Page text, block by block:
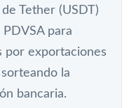
Tether (USDT)
para
por exportaciones
la
bancaria.